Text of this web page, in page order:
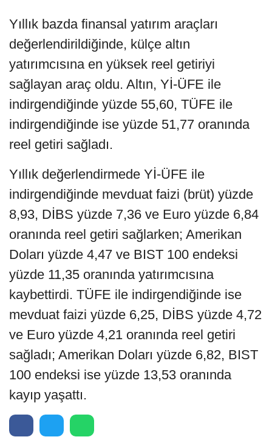
Yıllık bazda finansal yatırım araçları
değerlendirildiğinde, külçe altın
yatırımcısına en yüksek reel getiriyi
sağlayan araç oldu. Altın, Yİ-ÜFE ile
indirgendiğinde yüzde 55,60, TÜFE ile
indirgendiğinde ise yüzde 51,77 oranında
reel getiri sağladı.
Yıllık değerlendirmede Yİ-ÜFE ile
indirgendiğinde mevduat faizi (brüt) yüzde
8,93, DİBS yüzde 7,36 ve Euro yüzde 6,84
oranında reel getiri sağlarken; Amerikan
Doları yüzde 4,47 ve BIST 100 endeksi
yüzde 11,35 oranında yatırımcısına
kaybettirdi. TÜFE ile indirgendiğinde ise
mevduat faizi yüzde 6,25, DİBS yüzde 4,72
ve Euro yüzde 4,21 oranında reel getiri
sağladı; Amerikan Doları yüzde 6,82, BIST
100 endeksi ise yüzde 13,53 oranında
kayıp yaşattı.